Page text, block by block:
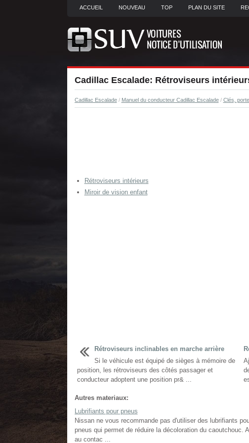
ACCUEIL NOUVEAU TOP PLAN DU SITE
Cadillac Escalade: Rétroviseurs
Cadillac Escalade/ Manuel du conducteur Cadillac Escalade/ Clés,
Rétroviseurs intérieurs
Miroir de vision enfant
Rétroviseurs inclinables en marche arrière
Si le véhicule est équipé de sièges à mémoire de
position, les rétroviseurs des côtés passager et
conducteur adoptent une position pr& ...
Autres materiaux:
Lubrifiants pour pneus
Nissan ne vous recommande pas d'utiliser des lubrifiants
pneus qui permet de réduire la décoloration du
au contac ...